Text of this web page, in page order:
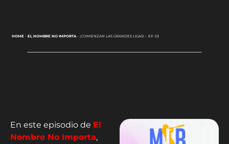
HOME- EL NOMBRE NO IMPORTA- ¡COMIENZAN LAS GRANDES LIGAS! – EP. 53
En este episodio de El
Nombre No Importa,